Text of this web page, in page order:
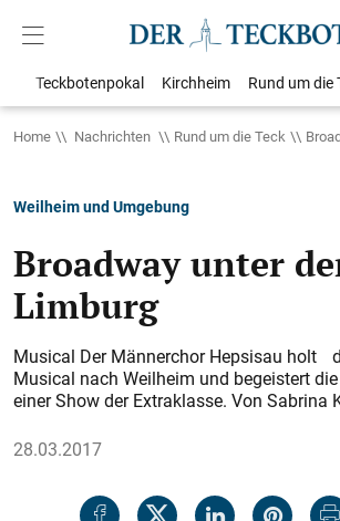
Teckbotenpokal Kirchheim Rund um die
Home Nachrichten Rund um die Teck
Weilheim und Umgebung
Broadway unter
Limburg
Musical Der Männerchor Hepsisau holt
Musical nach Weilheim und begeistert
einer Show der Extraklasse. Von Sabrina
28.03.2017